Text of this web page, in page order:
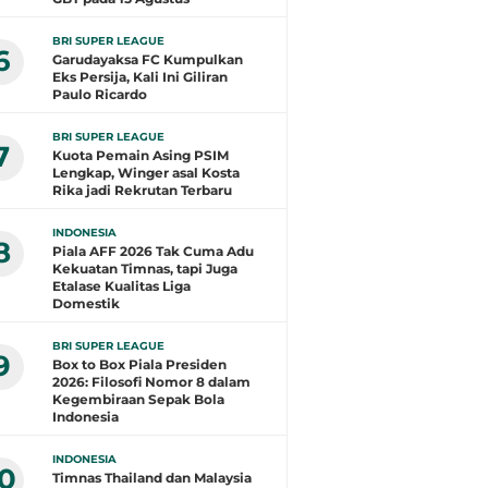
BRI SUPER LEAGUE
Garudayaksa FC Kumpulkan
Eks Persija, Kali Ini Giliran
Paulo Ricardo
BRI SUPER LEAGUE
Kuota Pemain Asing PSIM
Lengkap, Winger asal Kosta
Rika jadi Rekrutan Terbaru
INDONESIA
Piala AFF 2026 Tak Cuma Adu
Kekuatan Timnas, tapi Juga
Etalase Kualitas Liga
Domestik
BRI SUPER LEAGUE
Box to Box Piala Presiden
2026: Filosofi Nomor 8 dalam
Kegembiraan Sepak Bola
Indonesia
INDONESIA
Timnas Thailand dan Malaysia